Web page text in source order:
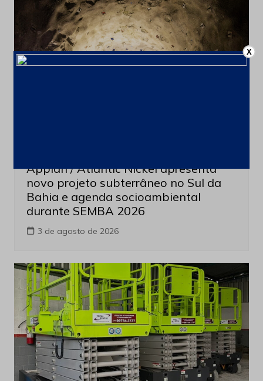
Appian / Atlantic Nickel apresenta
novo projeto subterrâneo no Sul da
Bahia e agenda socioambiental
durante SEMBA 2026
3 de agosto de 2026
X